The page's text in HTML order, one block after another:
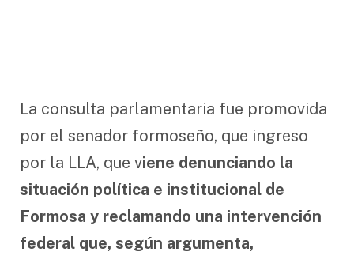
La consulta parlamentaria fue promovida
por el senador formoseño, que ingreso
por la LLA, que viene denunciando la
situación política e institucional de
Formosa y reclamando una intervención
federal que, según argumenta,